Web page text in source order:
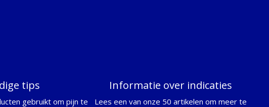
tips
gebruikt om pijn te
Informatie over indicaties
Lees een van onze 50 artikelen om meer te